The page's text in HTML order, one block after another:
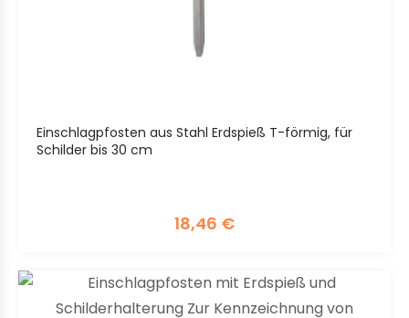
Einschlagpfosten aus Stahl Erdspieß T-förmig, für
Schilder bis 30 cm
18,46 €